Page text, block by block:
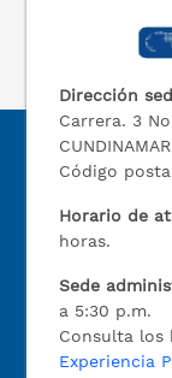
Dirección
Carrera. 3
Código
Horario de
horas.
Sede
a 5:30 p.m.
Consulta los
Experiencia